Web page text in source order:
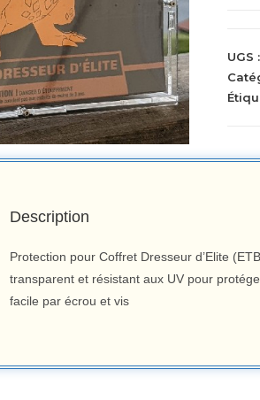
UGS :
Description
Protection pour Coffret Dresseur d’Elite
transparent et résistant aux UV pour
facile par écrou et vis